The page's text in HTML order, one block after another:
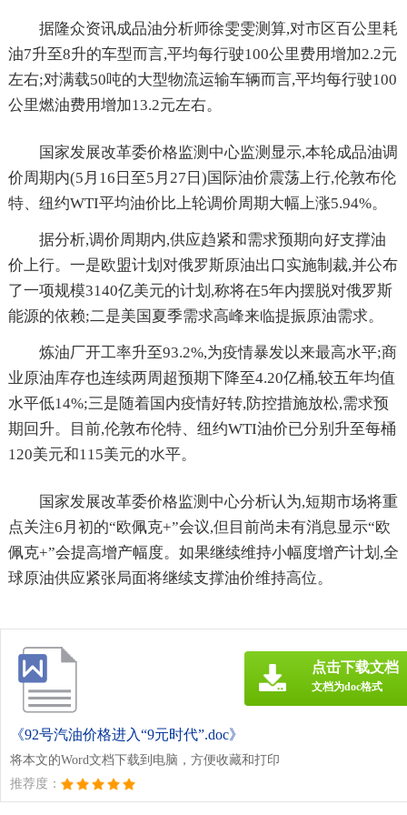
据隆众资讯成品油分析师徐雯雯测算,对市区百公里耗
油7升至8升的车型而言,平均每行驶100公里费用增加2.2元
左右;对满载50吨的大型物流运输车辆而言,平均每行驶100
公里燃油费用增加13.2元左右。
国家发展改革委价格监测中心监测显示,本轮成品油调
价周期内(5月16日至5月27日)国际油价震荡上行,伦敦布伦
特、纽约WTI平均油价比上轮调价周期大幅上涨5.94%。
据分析,调价周期内,供应趋紧和需求预期向好支撑油
价上行。一是欧盟计划对俄罗斯原油出口实施制裁,并公布
了一项规模3140亿美元的计划,称将在5年内摆脱对俄罗斯
能源的依赖;二是美国夏季需求高峰来临提振原油需求。
炼油厂开工率升至93.2%,为疫情暴发以来最高水平;商
业原油库存也连续两周超预期下降至4.20亿桶,较五年均值
水平低14%;三是随着国内疫情好转,防控措施放松,需求预
期回升。目前,伦敦布伦特、纽约WTI油价已分别升至每桶
120美元和115美元的水平。
国家发展改革委价格监测中心分析认为,短期市场将重
点关注6月初的“欧佩克+”会议,但目前尚未有消息显示“欧
佩克+”会提高增产幅度。如果继续维持小幅度增产计划,全
球原油供应紧张局面将继续支撑油价维持高位。
《92号汽油价格进入“9元时代”.doc》
将本文的Word文档下载到电脑，方便收藏和打印
推荐度：
点击下载文档
文档为doc格式